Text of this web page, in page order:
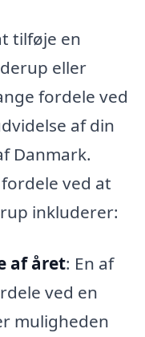
tilføje en
eller
fordele ved
af din
Danmark.
ved at
inkluderer:
af året: En af
ved en
muligheden